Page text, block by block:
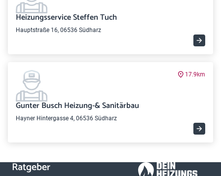
Heizungsservice Steffen Tuch
Hauptstraße 16, 06536 Südharz
17.9km
Gunter Busch Heizung-& Sanitärbau
Hayner Hintergasse 4, 06536 Südharz
Ratgeber